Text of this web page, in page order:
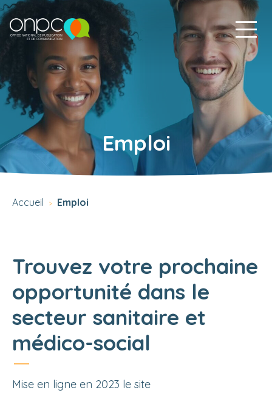
Emploi
Accueil > Emploi
Trouvez votre prochaine
opportunité dans le
secteur sanitaire et
médico-social
Mise en ligne en 2023 le site